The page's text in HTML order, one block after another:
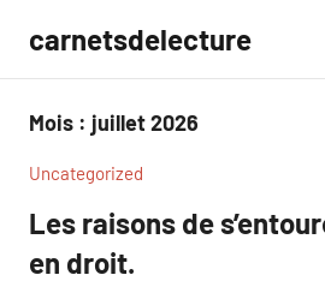
contenu
carnetsdelecture
Mois : juillet 2026
Uncategorized
Les raisons de
en droit.